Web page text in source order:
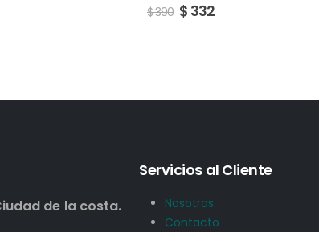
$370 $ 315
de la costa.
Servicios al Cliente
Nosotros
Contacto